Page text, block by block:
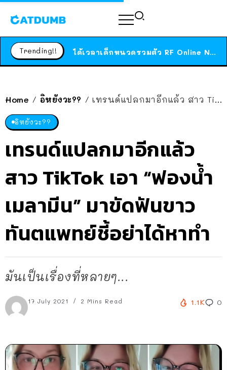
Trending!!
Home / อิหยังวะ?? / เทรนด์แปลกมาอีกแล้ว สาว TikTok เอา “ฟองน้ำเมลามีน” มาขัดฟันขาว ทันตแพทย์ชี้อย่าได้หาทำ
อิหยังวะ??
เทรนด์แปลกมาอีกแล้ว
สาว TikTok เอา “ฟองน้ำ
เมลามีน” มาขัดฟันขาว
ทันตแพทย์ชี้อย่าได้หาทำ
มันเป็นเรื่องที่หลายๆ...
17 July 2021 2 Mins Read 1.1K 0